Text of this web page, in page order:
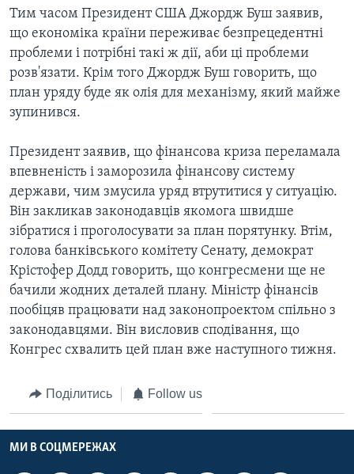
Тим часом Президент США Джордж Буш заявив,
що економіка країни переживає безпрецедентні
проблеми і потрібні такі ж дії, аби ці проблеми
розв'язати. Крім того Джордж Буш говорить, що
план уряду буде як олія для механізму, який майже
зупинився.
Президент заявив, що фінансова криза переламала
впевненість і заморозила фінансову систему
держави, чим змусила уряд втрутитися у ситуацію.
Він закликав законодавців якомога швидше
зібратися і проголосувати за план порятунку. Втім,
голова банківського комітету Сенату, демократ
Крістофер Додд говорить, що конгресмени ще не
бачили жодних деталей плану. Міністр фінансів
пообіцяв працювати над законопроектом спільно з
законодавцями. Він висловив сподівання, що
Конгрес схвалить цей план вже наступного тижня.
Поділитись Follow us
МИ В СОЦМЕРЕЖАХ